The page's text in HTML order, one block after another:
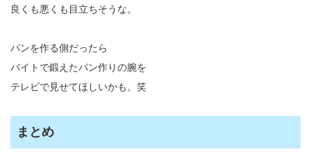
良くも悪くも目立ちそうな。
パンを作る側だったら
バイトで鍛えたパン作りの腕を
テレビで見せてほしいかも。笑
まとめ